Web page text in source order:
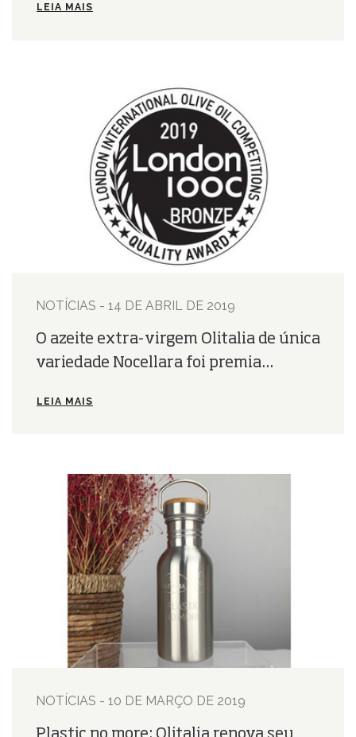
LEIA MAIS
NOTÍCIAS - 14 DE ABRIL DE 2019
O azeite extra-virgem Olitalia de única
variedade Nocellara foi premia...
LEIA MAIS
NOTÍCIAS - 10 DE MARÇO DE 2019